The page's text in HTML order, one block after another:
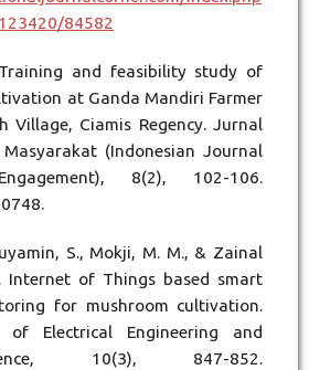
84582
and feasibility study of
at Ganda Mandiri Farmer
Village, Ciamis Regency. Jurnal
(Indonesian Journal
8(2), 102-106.
S., Mokji, M. M., & Zainal
Internet of Things based smart
for mushroom cultivation.
of Electrical Engineering and
10(3), 847-852.